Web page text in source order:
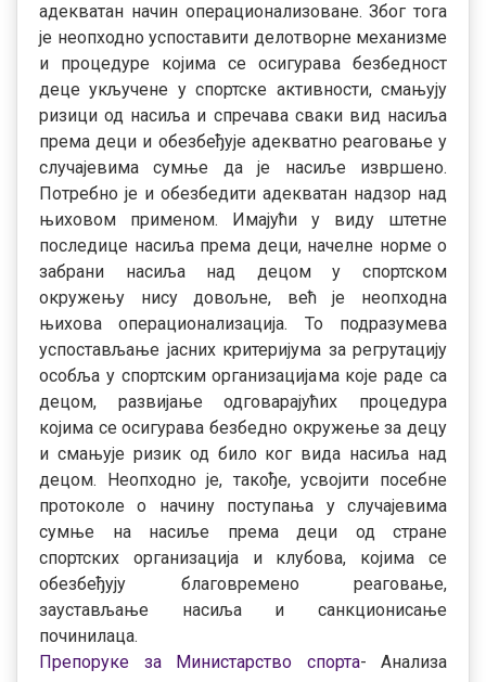
адекватан начин операционализоване. Због тога
је неопходно успоставити делотворне механизме
и процедуре којима се осигурава безбедност
деце укључене у спортске активности, смањују
ризици од насиља и спречава сваки вид насиља
према деци и обезбеђује адекватно реаговање у
случајевима сумње да је насиље извршено.
Потребно је и обезбедити адекватан надзор над
њиховом применом. Имајући у виду штетне
последице насиља према деци, начелне норме о
забрани насиља над децом у спортском
окружењу нису довољне, већ је неопходна
њихова операционализација. То подразумева
успостављање јасних критеријума за регрутацију
особља у спортским организацијама које раде са
децом, развијање одговарајућих процедура
којима се осигурава безбедно окружење за децу
и смањује ризик од било ког вида насиља над
децом. Неопходно је, такође, усвојити посебне
протоколе о начину поступања у случајевима
сумње на насиље према деци од стране
спортских организација и клубова, којима се
обезбеђују благовремено реаговање,
заустављање насиља и санкционисање
починилаца.
Препоруке за Министарство спорта- Анализа